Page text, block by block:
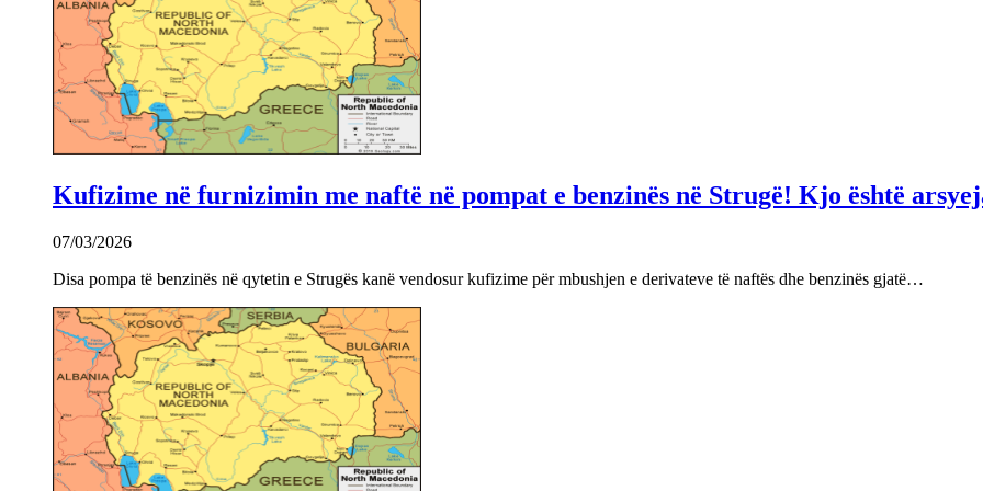
Kufizime në furnizimin me naftë në pompat e benzinës në Strugë! Kjo është
07/03/2026
Disa pompa të benzinës në qytetin e Strugës kanë vendosur kufizime për mbushjen e derivateve të naftës dhe benzinës gjatë…